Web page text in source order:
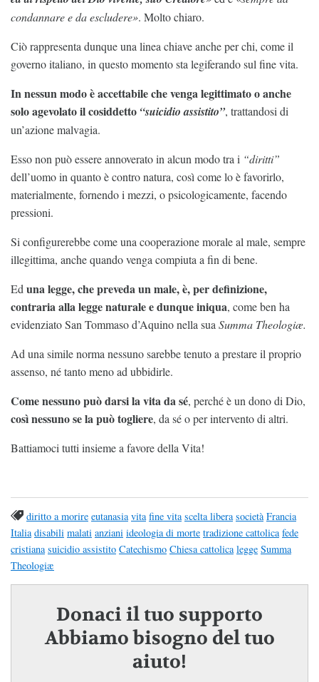
condannare e da escludere». Molto chiaro.
Ciò rappresenta dunque una linea chiave anche per chi, come il
governo italiano, in questo momento sta legiferando sul fine vita.
In nessun modo è accettabile che venga legittimato o anche
solo agevolato il cosiddetto “suicidio assistito”, trattandosi di
un’azione malvagia.
Esso non può essere annoverato in alcun modo tra i “diritti”
dell’uomo in quanto è contro natura, così come lo è favorirlo,
materialmente, fornendo i mezzi, o psicologicamente, facendo
pressioni.
Si configurerebbe come una cooperazione morale al male, sempre
illegittima, anche quando venga compiuta a fin di bene.
Ed una legge, che preveda un male, è, per definizione,
contraria alla legge naturale e dunque iniqua, come ben ha
evidenziato San Tommaso d’Aquino nella sua Summa Theologiæ.
Ad una simile norma nessuno sarebbe tenuto a prestare il proprio
assenso, né tanto meno ad ubbidirle.
Come nessuno può darsi la vita da sé, perché è un dono di Dio,
così nessuno se la può togliere, da sé o per intervento di altri.
Battiamoci tutti insieme a favore della Vita!
diritto a morire eutanasia vita fine vita scelta libera società Francia
Italia disabili malati anziani ideologia di morte tradizione cattolica fede
cristiana suicidio assistito Catechismo Chiesa cattolica legge Summa
Theologiæ
Donaci il tuo supporto
Abbiamo bisogno del tuo
aiuto!